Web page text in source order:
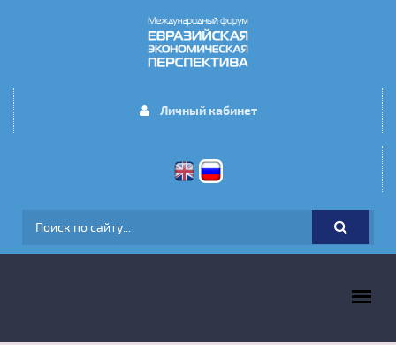
Личный кабинет
ФОРМА ПОИСКА